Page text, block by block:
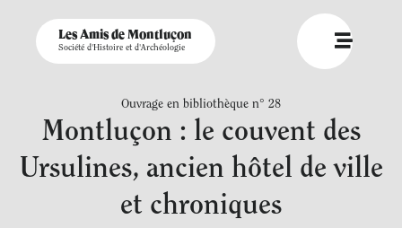
Les Amis de Montluçon
Société d'Histoire et d'Archéologie
Ouvrage en bibliothèque n° 28
Montluçon : le couvent des
Ursulines, ancien hôtel de ville
et chroniques